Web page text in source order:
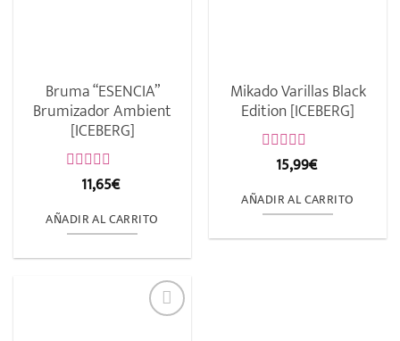
Bruma “ESENCIA”
Brumizador Ambient
[ICEBERG]
Valorado
de
5
11,65€
AÑADIR AL CARRITO
Mikado Varillas Black
Edition [ICEBERG]
Valorado
de
5
15,99€
AÑADIR AL CARRITO